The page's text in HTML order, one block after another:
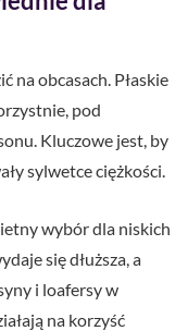
na obcasach. Płaskie
pod
Kluczowe jest, by
sylwetce ciężkości.
wybór dla niskich
się dłuższa, a
i loafersy w
na korzyść